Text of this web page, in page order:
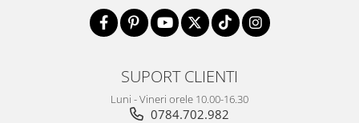
SUPORT CLIENTI
Luni - Vineri orele 10.00-16.30
0784.702.982